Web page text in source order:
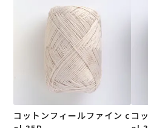
コットンフィールファイン c コ